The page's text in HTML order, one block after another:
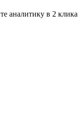
аналитику в 2 клика